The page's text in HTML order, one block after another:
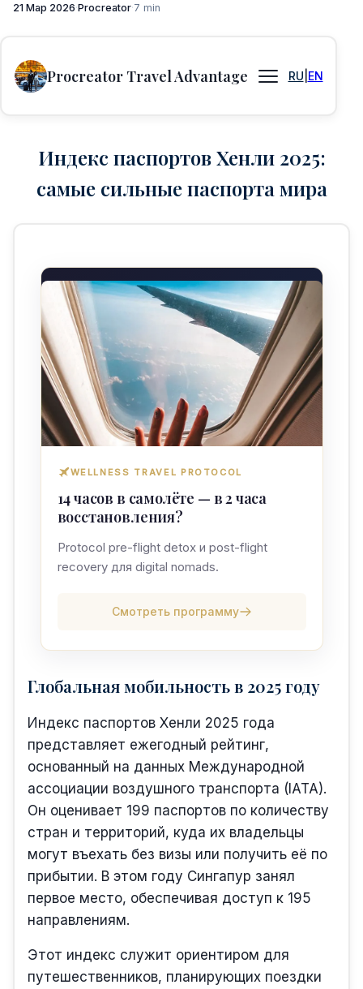
21 Мар 2026·Procreator·7 min
Procreator Travel Advantage RU EN
Индекс паспортов Хенли 2025:
самые сильные паспорта мира
WELLNESS TRAVEL PROTOCOL
14 часов в самолёте — в 2 часа
восстановления?
Protocol pre-flight detox и post-flight
recovery для digital nomads.
Смотреть программу
Глобальная мобильность в 2025 году
Индекс паспортов Хенли 2025 года
представляет ежегодный рейтинг,
основанный на данных Международной
ассоциации воздушного транспорта (IATA).
Он оценивает 199 паспортов по количеству
стран и территорий, куда их владельцы
могут въехать без визы или получить её по
прибытии. В этом году Сингапур занял
первое место, обеспечивая доступ к 195
направлениям.
Этот индекс служит ориентиром для
путешественников, планирующих поездки